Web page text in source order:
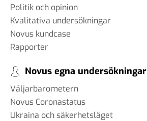
Politik och opinion
Kvalitativa undersökningar
Novus kundcase
Rapporter
Novus egna undersökningar
Väljarbarometern
Novus Coronastatus
Ukraina och säkerhetsläget